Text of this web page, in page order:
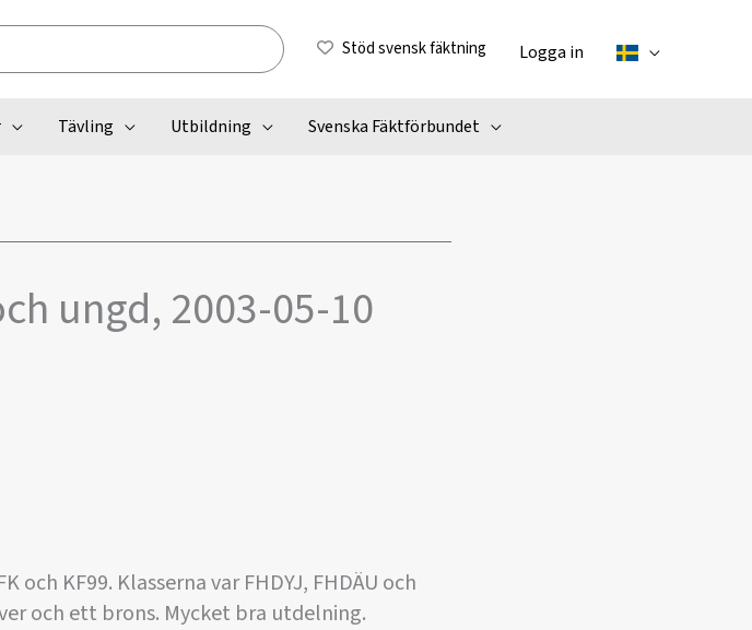
Stöd svensk fäktning Logga in
Tävling Utbildning Svenska Fäktförbundet
ungd, 2003-05-10
och KF99. Klasserna var FHDYJ, FHDÄU och
och ett brons. Mycket bra utdelning.